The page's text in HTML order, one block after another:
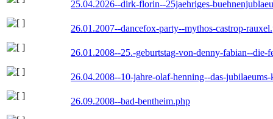
25.04.2026--dirk-florin--25jaehriges-
26.01.2007--dancefox-party--mythos-castrop-
26.01.2008--25.-geburtstag-von-denny-fabian--die-
26.04.2008--10-jahre-olaf-henning--das-
26.09.2008--bad-bentheim.php